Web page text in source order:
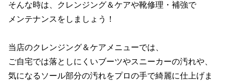
そんな時は、クレンジング＆ケアや靴修理・補強で
メンテナンスをしましょう！
当店のクレンジング＆ケアメニューでは、
ご自宅では落としにくいブーツやスニーカーの汚れや、
気になるソール部分の汚れをプロの手で綺麗に仕上げま